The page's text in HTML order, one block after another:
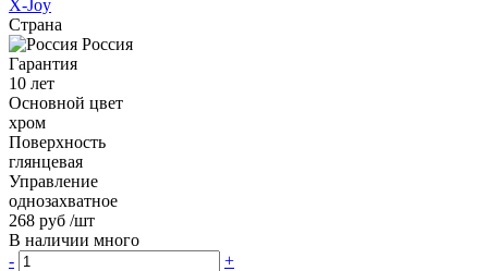
X-Joy
Страна
Россия
Гарантия
10 лет
Основной цвет
хром
Поверхность
глянцевая
Управление
однозахватное
268 руб /шт
В наличии много
-
+